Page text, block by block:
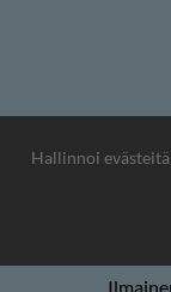
Hallinnoi evästeitä